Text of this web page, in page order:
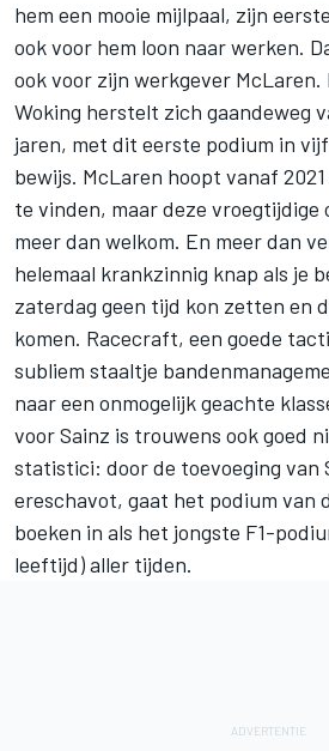
hem een mooie mijlpaal, zijn
ook voor hem loon naar werken.
ook voor zijn werkgever
Woking herstelt zich gaandeweg
jaren, met dit eerste podium in
bewijs. McLaren hoopt vanaf
te vinden, maar deze vroegtijdige
meer dan welkom. En meer dan
helemaal krankzinnig knap als je
zaterdag geen tijd kon zetten en
komen. Racecraft, een goede
subliem staaltje
naar een onmogelijk geachte
voor Sainz is trouwens ook goed
statistici: door de toevoeging van
ereschavot, gaat het podium van
boeken in als het jongste F1-
leeftijd) aller tijden.